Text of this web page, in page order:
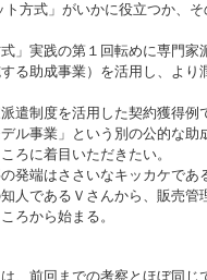
ト方式」がいかに役立つか、
」実践の第１回転めに専門家
る助成事業）を活用し、よ
遣制度を活用した契約獲得例
ル事業」という別の公的な
ろに着目いただきたい。
発端はささいなキッカケであ
人であるＶさんから、販売
ろから始まる。
、前回までの考察とほぼ同じ